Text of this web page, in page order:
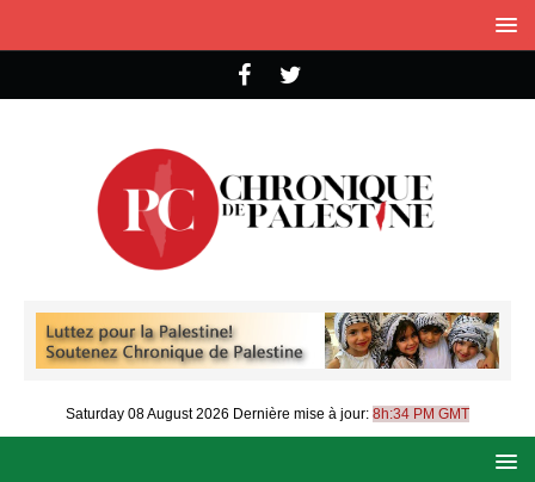
Saturday 08 August 2026 Dernière mise à jour: 8h:34 PM GMT